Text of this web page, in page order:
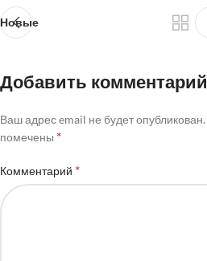
Новые
Добавить комментарий
Ваш адрес email не будет опубликован.
помечены *
Комментарий *